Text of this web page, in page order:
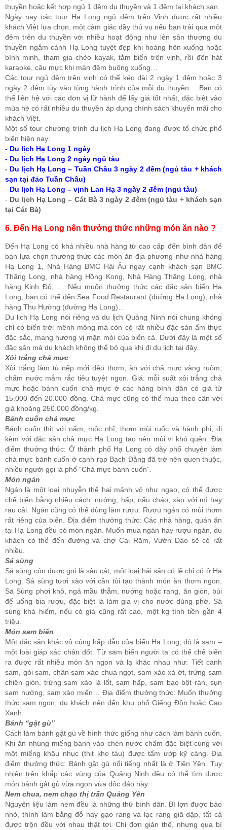
thuyền hoặc kết hợp ngủ 1 đêm du thuyền và 1 đêm tại khách sạn.
Ngày nay các tour Hạ Long ngủ đêm trên Vịnh được rất nhiều
khách Việt lựa chọn, một cảm giác đầy thú vụ nếu bạn trải qua một
đêm trên du thuyền với nhiều hoạt động như lên sân thượng du
thuyền ngắm cảnh Hạ Long tuyệt đẹp khi hoàng hôn xuống hoặc
bình minh, tham gia chèo kayak, tắm biển trên vịnh, rồi đến hát
karaoke, câu mực khi màn đêm buông xuống…
Các tour ngủ đêm trên vịnh có thể kéo dài 2 ngày 1 đêm hoặc 3
ngày 2 đêm tùy vào từng hành trình của mỗi du thuyền… Bạn có
thể liên hệ với các đơn vị lữ hành để lấy giá tốt nhất, đặc biệt vào
mùa hè có rất nhiều du thuyền áp dụng chính sách khuyến mãi cho
khách Việt.
Một số tour chương trình du lịch Hạ Long đang được tổ chức phổ
biến hiện nay:
- Du lịch Hạ Long 1 ngày
- Du lịch Hạ Long 2 ngày ngủ tàu
- Du lịch Hạ Long – Tuần Châu 3 ngày 2 đêm (ngủ tàu + khách
sạn tại đảo Tuần Châu)
- Du lịch Hạ Long – vịnh Lan Hạ 3 ngày 2 đêm (ngủ tàu)
- Du lịch Hạ Long – Cát Bà 3 ngày 2 đêm (ngủ tàu + khách sạn
tại Cát Bà)
6. Đến Hạ Long nên thưởng thức những món ăn nào ?
Đến Hạ Long có khá nhiều nhà hàng từ cao cấp đến bình dân để
bạn lựa chọn thưởng thức các món ăn địa phương như nhà hàng
Hạ Long 1, Nhà Hàng BMC Hải Âu ngay cạnh khách sạn BMC
Thăng Long, nhà hàng Hồng Kong, Nhà Hàng Thăng Long, nhà
hàng Kinh Đô,….. Nếu muốn thưởng thức các đặc sản biển Hạ
Long, bạn có thể đến Sea Food Restaurant (đường Hạ Long); nhà
hàng Thu Hường (đường Hạ Long)…
Du lịch Hạ Long nói riêng và du lịch Quảng Ninh nói chung không
chỉ có biển trời mênh mông mà còn có rất nhiều đặc sản ẩm thực
đặc sắc, mang hương vị mặn mòi của biển cả. Dưới đây là một số
đặc sản mà du khách không thể bỏ qua khi đi du lịch tại đây.
Xôi trắng chả mực
Xôi trắng làm từ nếp mới dẻo thơm, ăn với chả mực vàng ruộm,
chấm nước mắm rắc tiêu tuyệt ngon. Giá: mỗi suất xôi trắng chả
mực hoặc bánh cuốn chả mực ở các hàng bình dân có giá từ
15.000 đến 20.000 đồng. Chả mực cũng có thể mua theo cân với
giá khoảng 250.000 đồng/kg.
Bánh cuốn chả mực
Bánh cuốn thịt với nấm, mộc nhĩ, thơm mùi ruốc và hành phi, đi
kèm với đặc sản chả mực Hạ Long tạo nên mùi vị khó quên. Địa
điểm thưởng thức: Ở thành phố Hạ Long có dãy phố chuyên làm
chả mực bánh cuốn ở cạnh rạp Bạch Đằng đã trở nên quen thuộc,
nhiều người gọi là phố “Chả mực bánh cuốn”.
Món ngán
Ngán là một loại nhuyễn thể hai mảnh vỏ như ngao, có thể được
chế biến bằng nhiều cách: nướng, hấp, nấu cháo, xào với mì hay
rau cải. Ngán cũng có thể dùng làm rượu. Rượu ngán có mùi thơm
rất riêng của biển. Địa điểm thưởng thức: Các nhà hàng, quán ăn
tại Hạ Long đều có món ngán. Muốn mua ngán hay rượu ngán, du
khách có thể đến đường và chợ Cái Răm, Vườn Đào sẽ có rất
nhiều.
Sá sùng
Sá sùng còn được gọi là sâu cát, một loại hải sản có lẽ chỉ có ở Hạ
Long. Sá sùng tươi xào với cần tỏi tạo thành món ăn thơm ngon.
Sá Sùng phơi khô, ngả mầu thẫm, nướng hoặc rang, ăn giòn, bùi
để uống bia rượu, đặc biệt là làm gia vị cho nước dùng phở. Sá
sùng khá hiếm, nếu có giá cũng rất cao, một kg tính tiền gần 4
triệu.
Món sam biển
Một đặc sản khác vô cùng hấp dẫn của biển Hạ Long, đó là sam –
một loài giáp xác chân đốt. Từ sam biển người ta có thể chế biến
ra được rất nhiều món ăn ngon và lạ khác nhau như: Tiết canh
sam, gỏi sam, chân sam xào chua ngọt, sam xào xả ớt, trứng sam
chiên giòn, trứng sam xào lá lốt, sam hấp, sam bao bột rán, sụn
sam nướng, sam xào miến… Địa điểm thưởng thức: Muốn thưởng
thức sam ngon, du khách nên đến khu phố Giếng Đồn hoặc Cao
Xanh.
Bánh “gật gù”
Cách làm bánh gật gù về hình thức giống như cách làm bánh cuốn.
Khi ăn nhúng miếng bánh vào chén nước chấm đặc biệt cùng với
một miếng khâu nhục (thịt kho tàu) được tẩm ướp kỹ càng. Địa
điểm thưởng thức: Bánh gật gù nổi tiếng nhất là ở Tiên Yên. Tuy
nhiên trên khắp các vùng của Quảng Ninh đều có thể tìm được
món bánh gật gù vừa ngon vừa độc đáo này.
Nem chua, nem chạo thị trấn Quảng Yên
Nguyên liệu làm nem đều là những thứ bình dân. Bì lợn được bào
nhỏ, thính làm bằng đỗ hay gạo rang và lạc rang giã dập, tất cả
được trộn đều với nhau thật tơi. Chỉ đơn giản thế, nhưng qua bí